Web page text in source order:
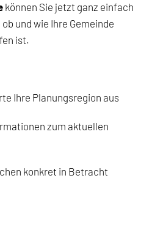
können Sie jetzt ganz einfach
und wie Ihre Gemeinde
ist.
Ihre Planungsregion aus
zum aktuellen
konkret in Betracht